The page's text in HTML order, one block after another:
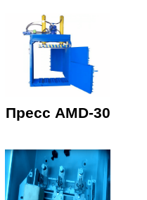
Пресс AMD-30